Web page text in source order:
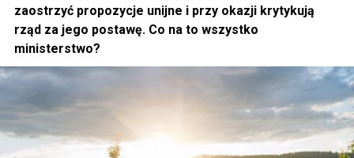
zaostrzyć propozycje unijne i przy okazji krytykują
rząd za jego postawę. Co na to wszystko
ministerstwo?